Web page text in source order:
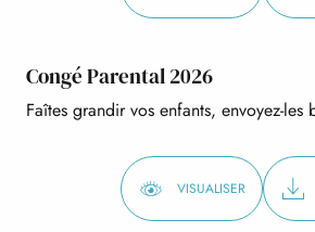
Congé Parental 2026
Faîtes grandir vos enfants, envoyez-les
VISUALISER